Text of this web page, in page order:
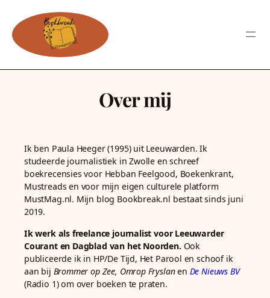
Over mij
Ik ben Paula Heeger (1995) uit Leeuwarden. Ik
studeerde journalistiek in Zwolle en schreef
boekrecensies voor Hebban Feelgood, Boekenkrant,
Mustreads en voor mijn eigen culturele platform
MustMag.nl. Mijn blog Bookbreak.nl bestaat sinds juni
2019.
Ik werk als freelance journalist voor Leeuwarder
Courant en Dagblad van het Noorden.Ook
publiceerde ik in HP/De Tijd, Het Parool en schoof ik
aan bij Brommer op Zee, Omrop Fryslanen De Nieuws BV
(Radio 1) om over boeken te praten.